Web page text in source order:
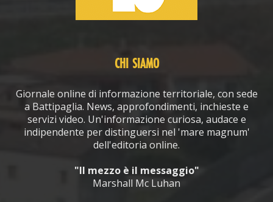
CHI SIAMO
Giornale online di informazione territoriale, con sede
a Battipaglia. News, approfondimenti, inchieste e
servizi video. Un'informazione curiosa, audace e
indipendente per distinguersi nel 'mare magnum'
dell'editoria online.
"Il mezzo è il messaggio"
Marshall Mc Luhan